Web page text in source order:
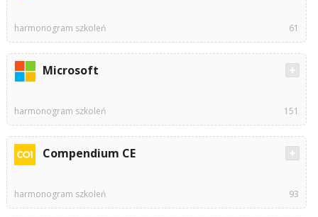
harmonogram szkoleń 61
Microsoft
harmonogram szkoleń 151
Compendium CE
harmonogram szkoleń 93